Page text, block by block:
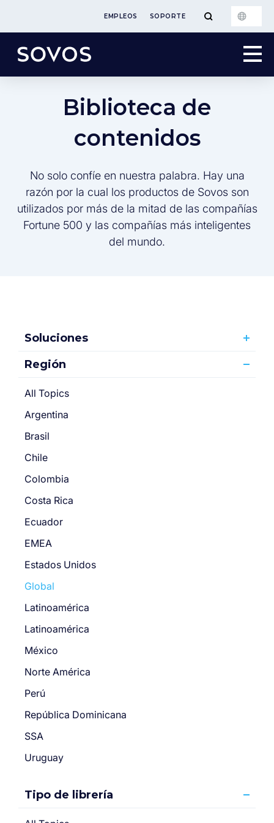
EMPLEOS SOPORTE
Biblioteca de
contenidos
No solo confíe en nuestra palabra. Hay una
razón por la cual los productos de Sovos son
utilizados por más de la mitad de las compañías
Fortune 500 y las compañías más inteligentes
del mundo.
Soluciones
Región
All Topics
Argentina
Brasil
Chile
Colombia
Costa Rica
Ecuador
EMEA
Estados Unidos
Global
Latinoamérica
Latinoamérica
México
Norte América
Perú
República Dominicana
SSA
Uruguay
Tipo de librería